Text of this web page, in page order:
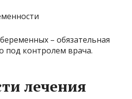
– обязательная
под контролем врача.
лечения